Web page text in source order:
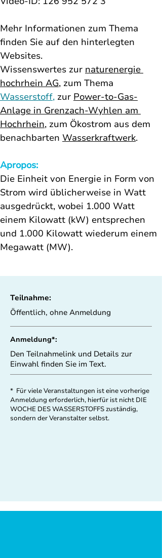
Mehr Informationen zum Thema
finden Sie auf den hinterlegten
Websites.
Wissenswertes zur naturenergie
hochrhein AG, zum Thema
Wasserstoff, zur Power-to-Gas-
Anlage in Grenzach-Wyhlen am
Hochrhein, zum Ökostrom aus dem
benachbarten Wasserkraftwerk.
Apropos:
Die Einheit von Energie in Form von
Strom wird üblicherweise in Watt
ausgedrückt, wobei 1.000 Watt
einem Kilowatt (kW) entsprechen
und 1.000 Kilowatt wiederum einem
Megawatt (MW).
Teilnahme:
Öffentlich, ohne Anmeldung
Anmeldung*:
Den Teilnahmelink und Details zur
Einwahl finden Sie im Text.
* Für viele Veranstaltungen ist eine vorherige
Anmeldung erforderlich, hierfür ist nicht DIE
WOCHE DES WASSERSTOFFS zuständig,
sondern der Veranstalter selbst.